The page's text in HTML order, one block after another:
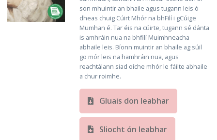
son mhuintir an bhaile agus tugann leis ó
dheas chuig Cúirt Mhór na bhFilí i gCúige
Mumhan é. Tar éis na cúirte, tugann sé dánta
is amhráin nua na bhfilí Muimhneacha
abhaile leis. Bíonn muintir an bhaile ag súil
go mór leis na hamhráin nua, agus
reachtálann siad oíche mhór le fáilte abhaile
a chur roimhe.
Gluais don leabhar
Sliocht ón leabhar